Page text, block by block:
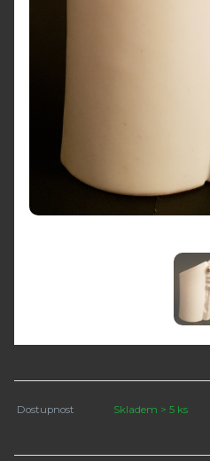
Dostupnost Skladem > 5 ks